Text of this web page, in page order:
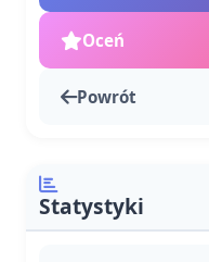
Oceń
Powrót
Statystyki